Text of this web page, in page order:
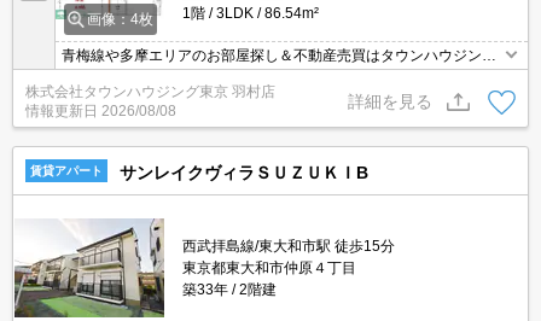
画像：4枚
1階
3LDK 86.54m²
青梅線や多摩エリアのお部屋探し＆不動産売買はタウンハウジング
羽村店にお任せを！ご来店時無料駐車場ご用意あります！
株式会社タウンハウジング東京 羽村店
情報更新日 2026/08/08
詳細を見る
賃貸アパート サンレイクヴィラＳＵＺＵＫＩB
西武拝島線/東大和市駅 徒歩15分
東京都東大和市仲原４丁目
築33年
2階建